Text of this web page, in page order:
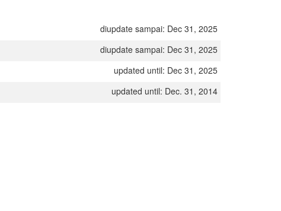
diupdate sampai: Dec 31, 2025
diupdate sampai: Dec 31, 2025
updated until: Dec 31, 2025
updated until: Dec. 31, 2014